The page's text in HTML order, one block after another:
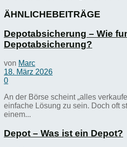
ÄHNLICHEBEITRÄGE
Depotabsicherung – Wie
Depotabsicherung?
von Marc
18. März 2026
0
An der Börse scheint „alles
einfache Lösung zu sein. Doch oft
einem...
Depot – Was ist ein Depot?